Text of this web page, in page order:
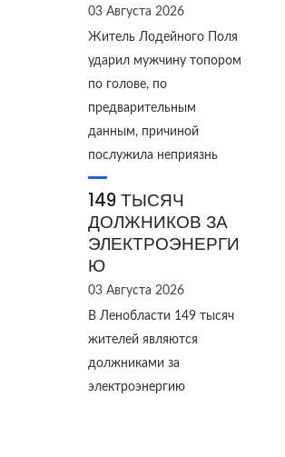
03 Августа 2026
Житель Лодейного Поля
ударил мужчину топором
по голове, по
предварительным
данным, причиной
послужила неприязнь
149 ТЫСЯЧ
ДОЛЖНИКОВ ЗА
ЭЛЕКТРОЭНЕРГИ
Ю
03 Августа 2026
В Ленобласти 149 тысяч
жителей являются
должниками за
электроэнергию